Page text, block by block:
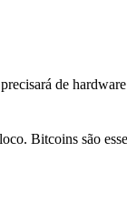
de
Bitcoins são